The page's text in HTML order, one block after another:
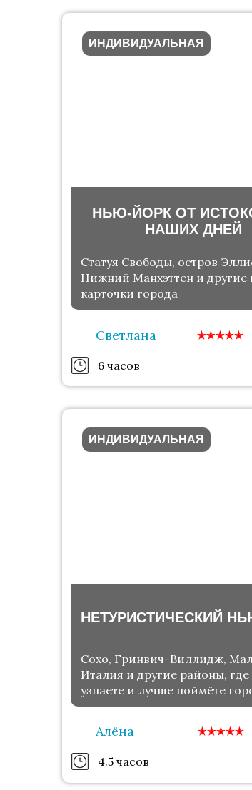
ИНДИВИДУАЛЬНАЯ
НЬЮ-ЙОРК ОТ
НАШИХ ДНЕЙ
Статуя Свободы, остров
Нижний Манхэттен и другие
карточки города
Светлана
6 часов
ИНДИВИДУАЛЬНАЯ
НЕТУРИСТИЧЕСКИЙ
Сохо, Гринвич-Виллидж,
Италия и другие районы,
узнаете и лучше поймёте
Алёна
4.5 часов